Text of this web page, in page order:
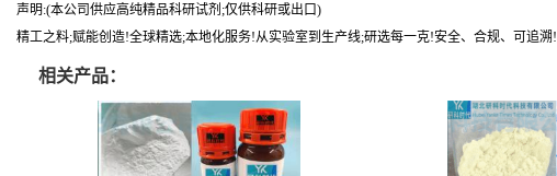
声明:(本公司供应高纯精品科研试剂;仅供科研或出口)
精工之料;赋能创造!全球精选;本地化服务!从实验室到生产线;研选每一克!安全、合规、可追溯!
相关产品：